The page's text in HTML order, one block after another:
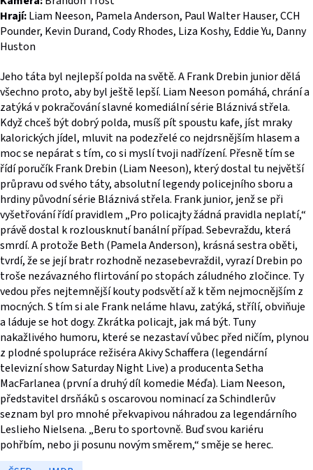
Hrají:Liam Neeson, Pamela Anderson, Paul Walter Hauser, CCH
Pounder, Kevin Durand, Cody Rhodes, Liza Koshy, Eddie Yu, Danny
Huston
Jeho táta byl nejlepší polda na světě. A Frank Drebin junior dělá
všechno proto, aby byl ještě lepší. Liam Neeson pomáhá, chrání a
zatýká v pokračování slavné komediální série Bláznivá střela.
Když chceš být dobrý polda, musíš pít spoustu kafe, jíst mraky
kalorických jídel, mluvit na podezřelé co nejdrsnějším hlasem a
moc se nepárat s tím, co si myslí tvoji nadřízení. Přesně tím se
řídí poručík Frank Drebin (Liam Neeson), který dostal tu největší
průpravu od svého táty, absolutní legendy policejního sboru a
hrdiny původní série Bláznivá střela. Frank junior, jenž se při
vyšetřování řídí pravidlem „Pro policajty žádná pravidla neplatí,“
právě dostal k rozlousknutí banální případ. Sebevraždu, která
smrdí. A protože Beth (Pamela Anderson), krásná sestra oběti,
tvrdí, že se její bratr rozhodně nezasebevraždil, vyrazí Drebin po
troše nezávazného flirtování po stopách záludného zločince. Ty
vedou přes nejtemnější kouty podsvětí až k těm nejmocnějším z
mocných. S tím si ale Frank neláme hlavu, zatýká, střílí, obviňuje
a láduje se hot dogy. Zkrátka policajt, jak má být. Tuny
nakažlivého humoru, které se nezastaví vůbec před ničím, plynou
z plodné spolupráce režiséra Akivy Schaffera (legendární
televizní show Saturday Night Live) a producenta Setha
MacFarlanea (první a druhý díl komedie Méďa). Liam Neeson,
představitel drsňáků s oscarovou nominací za Schindlerův
seznam byl pro mnohé překvapivou náhradou za legendárního
Leslieho Nielsena. „Beru to sportovně. Buď svou kariéru
pohřbím, nebo ji posunu novým směrem,“ směje se herec.